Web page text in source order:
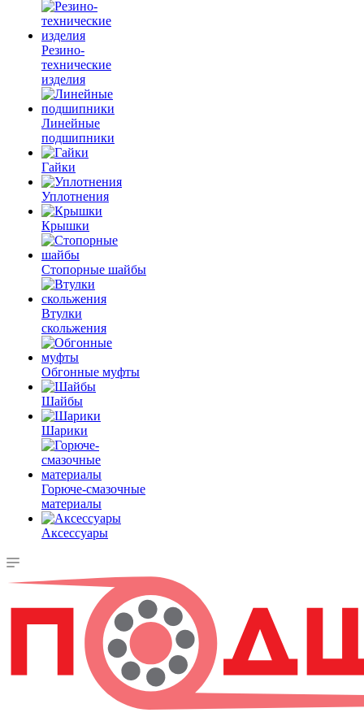
Резино-
технические
изделия
Линейные
подшипники
Гайки
Уплотнения
Крышки
Стопорные шайбы
Втулки
скольжения
Обгонные муфты
Шайбы
Шарики
Горюче-смазочные
материалы
Аксессуары